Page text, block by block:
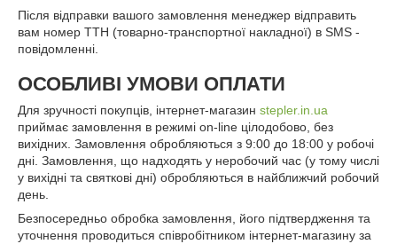
Після відправки вашого замовлення менеджер відправить
вам номер ТТН (товарно-транспортної накладної) в SMS -
повідомленні.
ОСОБЛИВІ УМОВИ ОПЛАТИ
Для зручності покупців, інтернет-магазин stepler.in.ua
приймає замовлення в режимі on-line цілодобово, без
вихідних. Замовлення обробляються з 9:00 до 18:00 у робочі
дні. Замовлення, що надходять у неробочий час (у тому числі
у вихідні та святкові дні) обробляються в найближчий робочий
день.
Безпосередньо обробка замовлення, його підтвердження та
уточнення проводиться співробітником інтернет-магазину за